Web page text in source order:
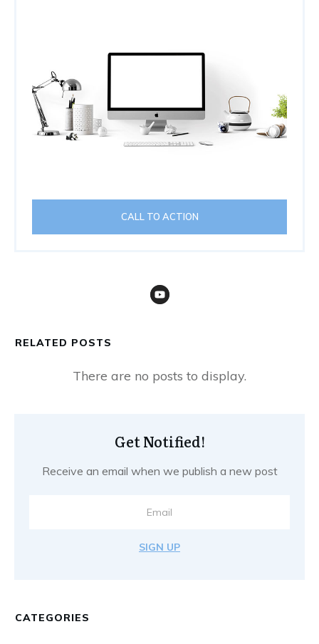
CALL TO ACTION
RELATED POSTS
Get Notified!
Receive an email when we publish a new post
SIGN UP
CATEGORIES